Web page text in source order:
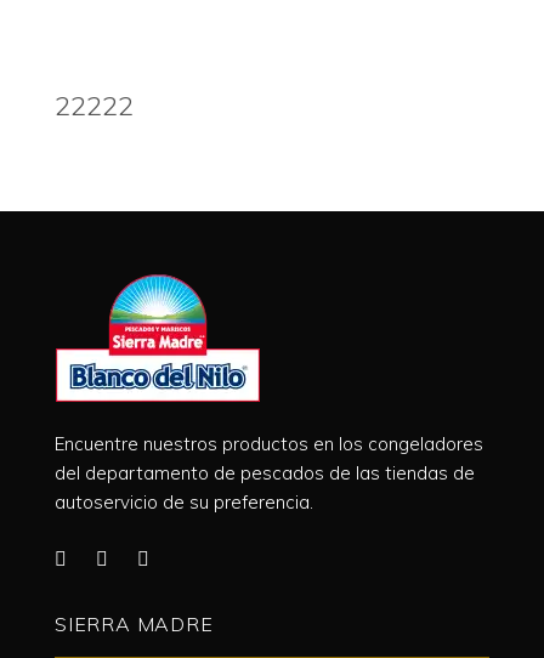
22222
Encuentre nuestros productos en los congeladores
del departamento de pescados de las tiendas de
autoservicio de su preferencia.
SIERRA MADRE